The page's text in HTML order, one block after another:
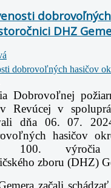
DHZ
Dobrovoľnej
Revúcejv
dňa 06. 07.
hasičov
100. výročia
zboru (DHZ)
začali